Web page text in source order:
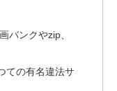
バンクやzip、
ての有名違法サ